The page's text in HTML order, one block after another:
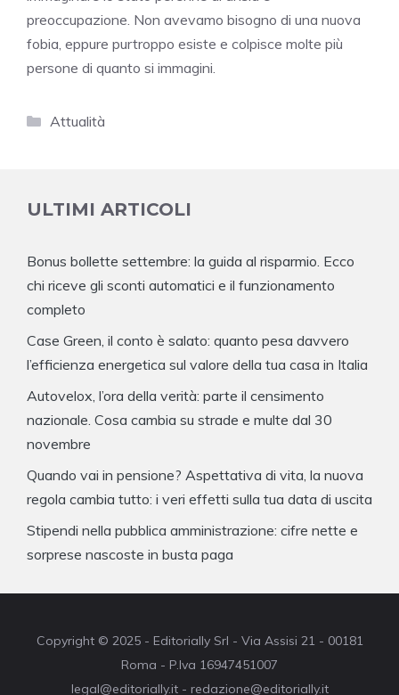
preoccupazione. Non avevamo bisogno di una nuova
fobia, eppure purtroppo esiste e colpisce molte più
persone di quanto si immagini.
Categorie
Attualità
ULTIMI ARTICOLI
Bonus bollette settembre: la guida al risparmio. Ecco
chi riceve gli sconti automatici e il funzionamento
completo
Case Green, il conto è salato: quanto pesa davvero
l’efficienza energetica sul valore della tua casa in Italia
Autovelox, l’ora della verità: parte il censimento
nazionale. Cosa cambia su strade e multe dal 30
novembre
Quando vai in pensione? Aspettativa di vita, la nuova
regola cambia tutto: i veri effetti sulla tua data di uscita
Stipendi nella pubblica amministrazione: cifre nette e
sorprese nascoste in busta paga
Copyright © 2025 - Editorially Srl - Via Assisi 21 - 00181
Roma - P.Iva 16947451007
legal@editorially.it - redazione@editorially.it